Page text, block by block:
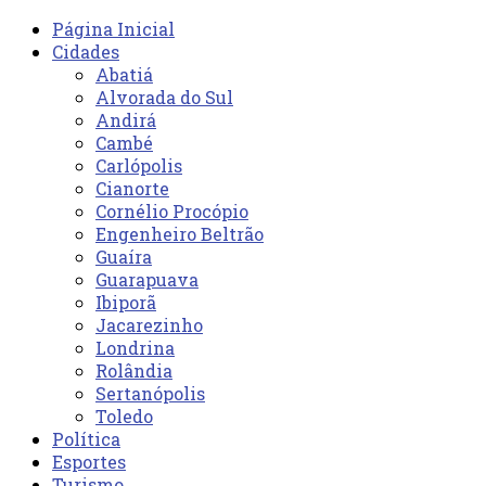
Página Inicial
Cidades
Abatiá
Alvorada do Sul
Andirá
Cambé
Carlópolis
Cianorte
Cornélio Procópio
Engenheiro Beltrão
Guaíra
Guarapuava
Ibiporã
Jacarezinho
Londrina
Rolândia
Sertanópolis
Toledo
Política
Esportes